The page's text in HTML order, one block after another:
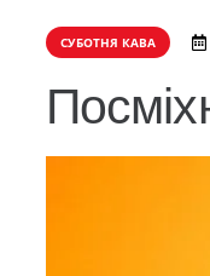
СУБОТНЯ КАВА